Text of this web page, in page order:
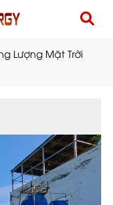
Lượng Mặt Trời